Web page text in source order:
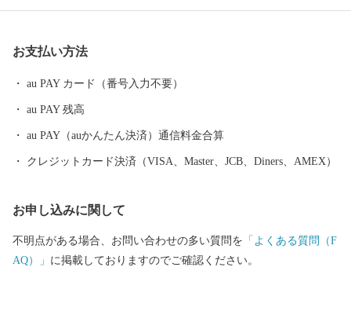
お支払い方法
au PAY カード（番号入力不要）
au PAY 残高
au PAY（auかんたん決済）通信料金合算
クレジットカード決済（VISA、Master、JCB、Diners、AMEX）
お申し込みに関して
不明点がある場合、お問い合わせの多い質問を 「よくある質問（F
AQ）」 に掲載しておりますのでご確認ください。